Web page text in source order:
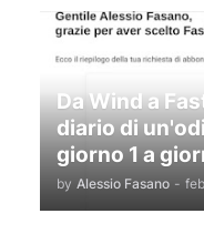
Da Wind a
diario di
giorno 1 a
by Alessio Fasano -